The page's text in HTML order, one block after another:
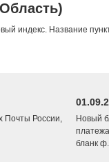
индекс. Название
Почты России,
Новый
бланк